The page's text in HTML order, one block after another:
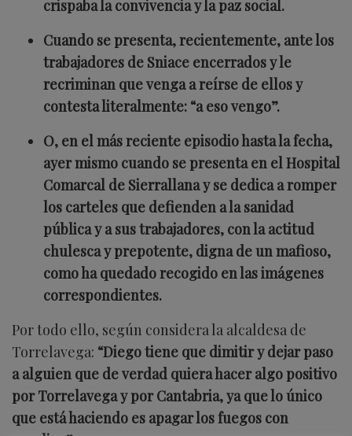
crispaba la convivencia y la paz social.
Cuando se presenta, recientemente, ante los
trabajadores de Sniace encerrados y le
recriminan que venga a reírse de ellos y
contesta literalmente: “a eso vengo”.
O, en el más reciente episodio hasta la fecha,
ayer mismo cuando se presenta en el Hospital
Comarcal de Sierrallana y se dedica a romper
los carteles que defienden a la sanidad
pública y a sus trabajadores, con la actitud
chulesca y prepotente, digna de un mafioso,
como ha quedado recogido en las imágenes
correspondientes.
Por todo ello, según considera la alcaldesa de
Torrelavega: “Diego tiene que dimitir y dejar paso
a alguien que de verdad quiera hacer algo positivo
por Torrelavega y por Cantabria, ya que lo único
que está haciendo es apagar los fuegos con